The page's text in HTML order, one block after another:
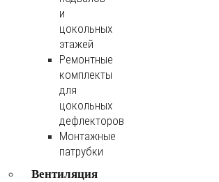
и
цокольных
этажей
Ремонтные
комплекты
для
цокольных
дефлекторов
Монтажные
патрубки
Вентиляция